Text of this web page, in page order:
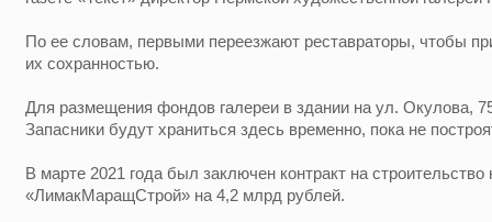
По ее словам, первыми переезжают реставраторы, чтобы
их сохранностью.
Для размещения фондов галереи в здании на ул. Окулова,
Запасники будут храниться здесь временно, пока не
В марте 2021 года был заключен контракт на
«ЛимакМаращСтрой» на 4,2 млрд рублей.